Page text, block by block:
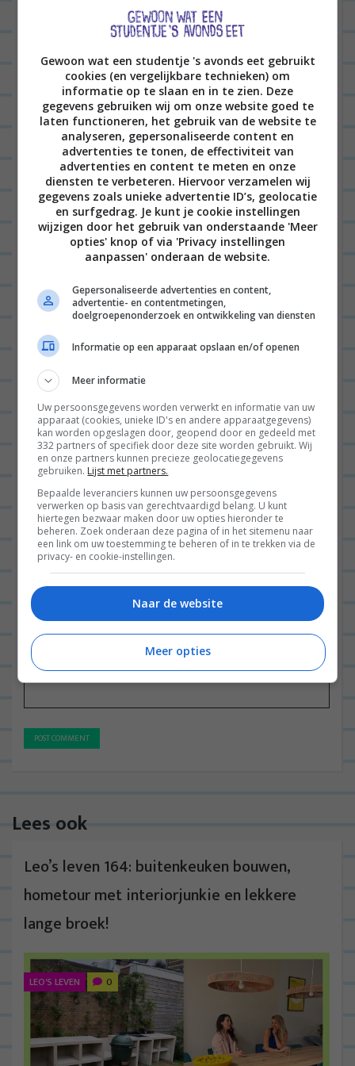
JUDITH 19/03/2019 op 17:16
Superleuke video! Je enthousiasme is
heel erg aanstekelijk! Veel succes met
alle klusjes, ik ben heel benieuwd
hoeveel je echt gaat doen in de
eerste maanden. Bij ons staan er na
1,5 jaar nog steeds veel verhuisdozen
en is er nog steeds een to do lijst,
haha!
BEANTWOORDEN
Laat een reactie achter
Het e-mailadres wordt niet gepubliceerd.Vereiste
velden zijn gemarkeerd met
Naam*
E-mail*
Site
Lees ook
Leo’s leven 164: buitenkeuken bouwen,
hometour met interiorjunkie en lekkere
lange broek!
LEO'S LEVEN 0
Gewoon wat een studentje 's avonds eet gebruikt
cookies (en vergelijkbare technieken) om
informatie op te slaan en in te zien. Deze
gegevens gebruiken wij om onze website goed te
laten functioneren, het gebruik van de website te
analyseren, gepersonaliseerde content en
advertenties te tonen, de effectiviteit van
advertenties en content te meten en onze
diensten te verbeteren. Hiervoor verzamelen wij
gegevens zoals unieke advertentie ID’s, geolocatie
en surfgedrag. Je kunt je cookie instellingen
wijzigen door het gebruik van onderstaande 'Meer
opties' knop of via 'Privacy instellingen
aanpassen' onderaan de website.
Gepersonaliseerde advertenties en content,
advertentie- en contentmetingen,
doelgroepenonderzoek en ontwikkeling van diensten
Informatie op een apparaat opslaan en/of openen
Meer informatie
Uw persoonsgegevens worden verwerkt en informatie van uw
apparaat (cookies, unieke ID's en andere apparaatgegevens)
kan worden opgeslagen door, geopend door en gedeeld met
332 partners of specifiek door deze site worden gebruikt. Wij
en onze partners kunnen precieze geolocatiegegevens
gebruiken. Lijst met partners.
Bepaalde leveranciers kunnen uw persoonsgegevens
verwerken op basis van gerechtvaardigd belang. U kunt
hiertegen bezwaar maken door uw opties hieronder te
beheren. Zoek onderaan deze pagina of in het sitemenu naar
een link om uw toestemming te beheren of in te trekken via de
privacy- en cookie-instellingen.
Naar de website
Meer opties